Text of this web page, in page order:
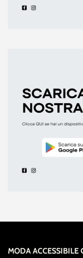
MODA ACCESSIBILE